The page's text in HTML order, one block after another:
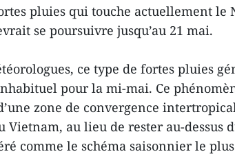
pluies qui touche actuellement le
se poursuivre jusqu’au 21 mai.
ce type de fortes pluies
pour la mi-mai. Ce
zone de convergence
Vietnam, au lieu de rester au-dessus
comme le schéma saisonnier le